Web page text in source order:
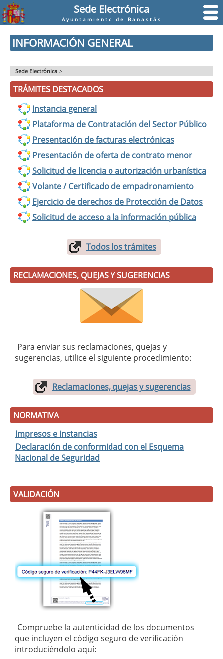
Sede Electrónica
Ayuntamiento de Banastás
INFORMACIÓN GENERAL
Sede Electrónica >
TRÁMITES DESTACADOS
Instancia general
Plataforma de Contratación del Sector Público
Presentación de facturas electrónicas
Presentación de oferta de contrato menor
Solicitud de licencia o autorización urbanística
Volante / Certificado de empadronamiento
Ejercicio de derechos de Protección de Datos
Solicitud de acceso a la información pública
Todos los trámites
RECLAMACIONES, QUEJAS Y SUGERENCIAS
Para enviar sus reclamaciones, quejas y
sugerencias, utilice el siguiente procedimiento:
Reclamaciones, quejas y sugerencias
NORMATIVA
Impresos e instancias
Declaración de conformidad con el Esquema
Nacional de Seguridad
VALIDACIÓN
Compruebe la autenticidad de los documentos
que incluyen el código seguro de verificación
introduciéndolo aquí: